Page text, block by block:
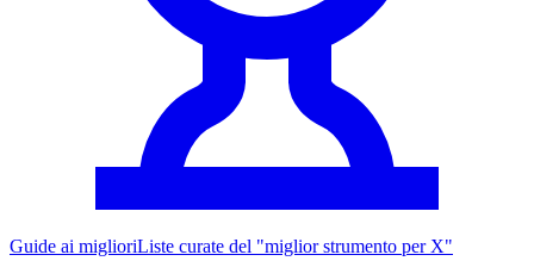
Guide ai miglioriListe curate del "miglior strumento per X"